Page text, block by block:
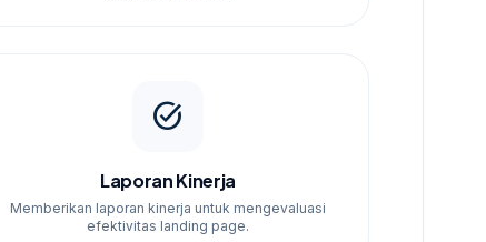
task_alt
Laporan Kinerja
Memberikan laporan kinerja untuk mengevaluasi
efektivitas landing page.